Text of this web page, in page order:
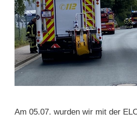
Am 05.07. wurden wir mit der